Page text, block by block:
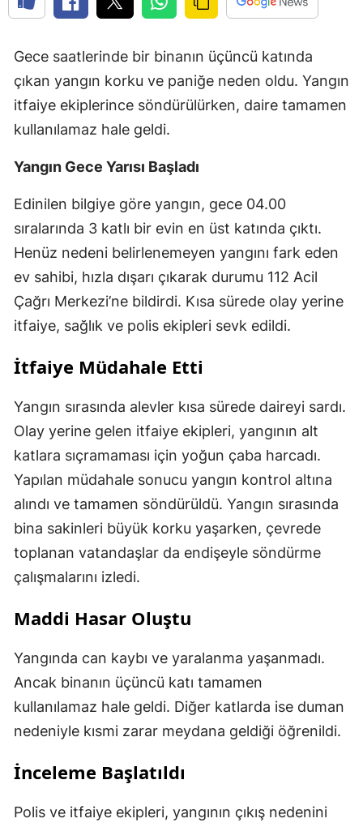
Gece saatlerinde bir binanın üçüncü katında
çıkan yangın korku ve paniğe neden oldu. Yangın
itfaiye ekiplerince söndürülürken, daire tamamen
kullanılamaz hale geldi.
Yangın Gece Yarısı Başladı
Edinilen bilgiye göre yangın, gece 04.00
sıralarında 3 katlı bir evin en üst katında çıktı.
Henüz nedeni belirlenemeyen yangını fark eden
ev sahibi, hızla dışarı çıkarak durumu 112 Acil
Çağrı Merkezi’ne bildirdi. Kısa sürede olay yerine
itfaiye, sağlık ve polis ekipleri sevk edildi.
İtfaiye Müdahale Etti
Yangın sırasında alevler kısa sürede daireyi sardı.
Olay yerine gelen itfaiye ekipleri, yangının alt
katlara sıçramaması için yoğun çaba harcadı.
Yapılan müdahale sonucu yangın kontrol altına
alındı ve tamamen söndürüldü. Yangın sırasında
bina sakinleri büyük korku yaşarken, çevrede
toplanan vatandaşlar da endişeyle söndürme
çalışmalarını izledi.
Maddi Hasar Oluştu
Yangında can kaybı ve yaralanma yaşanmadı.
Ancak binanın üçüncü katı tamamen
kullanılamaz hale geldi. Diğer katlarda ise duman
nedeniyle kısmi zarar meydana geldiği öğrenildi.
İnceleme Başlatıldı
Polis ve itfaiye ekipleri, yangının çıkış nedenini